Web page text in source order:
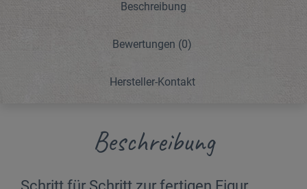
Beschreibung
Bewertungen (0)
Hersteller-Kontakt
Beschreibung
Schritt für Schritt zur fertigen Figur